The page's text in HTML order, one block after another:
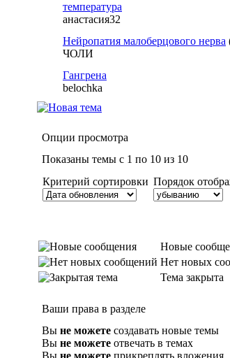
температура
анастасия32
Нейропатия малоберцового нерва
ЧОЛИ
Гангрена
belochka
Опции просмотра
Показаны темы с 1 по 10 из 10
Критерий сортировки Порядок
Новые
Нет новых
Тема закрыта
Ваши права в разделе
Вы не можете создавать новые темы
Вы не можете отвечать в темах
Вы не можете прикреплять вложения